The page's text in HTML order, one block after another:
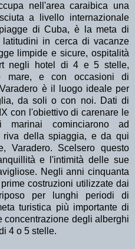
nell'area caraibica una
a livello internazionale
di Cuba, è la meta di
in cerca di vacanze
limpide e sicure, ospitalità
negli hotel di 4 e 5 stelle,
mare, e con occasioni di
è il luogo ideale per
da soli o con noi. Dati di
con l'obiettivo di carenare le
marinai cominciarono ad
della spiaggia, e da qui
Varadero. Scelsero questo
e l'intimità delle sue
Negli anni cinquanta
costruzioni utilizzate dai
per lunghi periodi di
turistica più importante di
concentrazione degli alberghi
4 o 5 stelle.